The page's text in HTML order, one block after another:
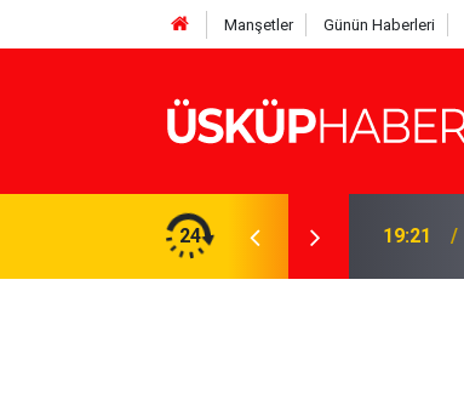
Manşetler Günün Haberleri
24 19:21